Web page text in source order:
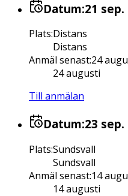
Datum:21 sep.
Plats:Distans
Distans
Anmäl senast:24
24 augusti
Till anmälan
Datum:23 sep.
Plats:Sundsvall
Sundsvall
Anmäl senast:14
14 augusti